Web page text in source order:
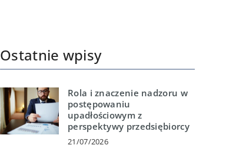
Ostatnie wpisy
Rola i znaczenie nadzoru w
postępowaniu
upadłościowym z
perspektywy przedsiębiorcy
21/07/2026